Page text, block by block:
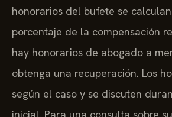
honorarios del bufete se
porcentaje de la compensación
hay honorarios de abogado a
obtenga una recuperación. Los
según el caso y se discuten
inicial. Para una consulta sobre